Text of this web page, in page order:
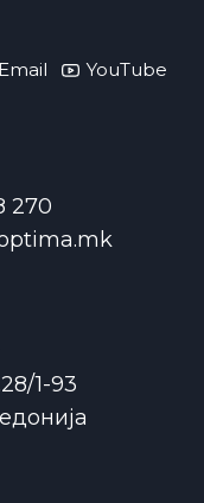
Email YouTube
270
1-93